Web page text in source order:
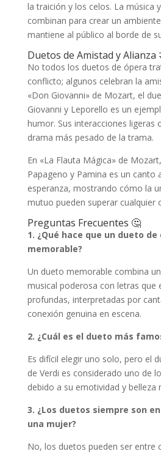
la traición y los celos. La música
combinan para crear un
mantiene al público al borde de
Duetos de Amistad y Alianza
No todos los duetos de ópera
conflicto; algunos celebran la
«Don Giovanni» de Mozart, el
Giovanni y Leporello es un
humor. Sus interacciones ligeras
drama más pesado de la trama.
En «La Flauta Mágica» de
Papageno y Pamina es un canto
esperanza, mostrando cómo la
mutuo pueden superar cualquier
Preguntas Frecuentes 🤔
1. ¿Qué hace que un dueto de
memorable?
Un dueto memorable combina
musical poderosa con letras que
profundas, interpretadas por
conexión genuina en escena.
2. ¿Cuál es el dueto más
Es difícil elegir uno solo, pero el
de Verdi es considerado uno de
debido a su emotividad y belleza
3. ¿Los duetos siempre son
una mujer?
No, los duetos pueden ser entre